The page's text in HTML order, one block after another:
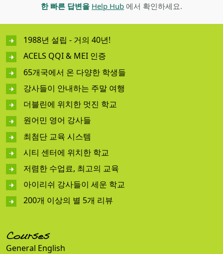
한 빠른 답변을 Help Hub 에서 확인하세요.
1988년 설립 - 거의 40년!
ACELS QQI & MEI 인증
65개국에서 온 다양한 학생들
강사들이 안내하는 주말 여행
더블린에 위치한 멋진 학교
원어민 영어 강사들
최첨단 교육 시스템
시티 센터에 위치한 학교
저렴한 수업료, 최고의 교육
아이리쉬 강사들이 세운 학교
200개 이상의 별 5개 리뷰
Courses
General English